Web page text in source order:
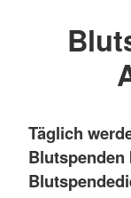
Täglich
Blutspenden